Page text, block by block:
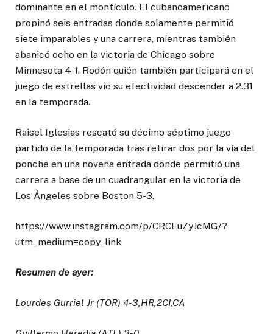
dominante en el montículo. El cubanoamericano
propinó seis entradas donde solamente permitió
siete imparables y una carrera, mientras también
abanicó ocho en la victoria de Chicago sobre
Minnesota 4-1. Rodón quién también participará en el
juego de estrellas vio su efectividad descender a 2.31
en la temporada.
Raisel Iglesias rescató su décimo séptimo juego
partido de la temporada tras retirar dos por la vía del
ponche en una novena entrada donde permitió una
carrera a base de un cuadrangular en la victoria de
Los Ángeles sobre Boston 5-3.
https://www.instagram.com/p/CRCEuZyJcMG/?
utm_medium=copy_link
Resumen de ayer:
Lourdes Gurriel Jr (TOR) 4-3,HR,2CI,CA